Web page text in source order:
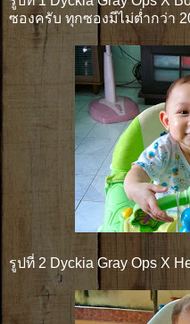
ซองครับ ทุกซองมีไม่ต่ำกว่า
รูปที่ 2 Dyckia Gray Ops X